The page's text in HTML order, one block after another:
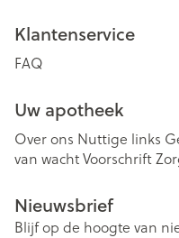
Klantenservice
FAQ
Uw apotheek
Over ons Nuttige links
van wachtVoorschrift
Nieuwsbrief
Blijf op de hoogte van